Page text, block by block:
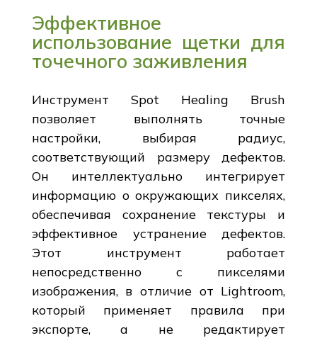
Эффективное
использование щетки для
точечного заживления
Инструмент Spot Healing Brush
позволяет выполнять точные
настройки, выбирая радиус,
соответствующий размеру дефектов.
Он интеллектуально интегрирует
информацию о окружающих пикселях,
обеспечивая сохранение текстуры и
эффективное устранение дефектов.
Этот инструмент работает
непосредственно с пикселями
изображения, в отличие от Lightroom,
который применяет правила при
экспорте, а не редактирует